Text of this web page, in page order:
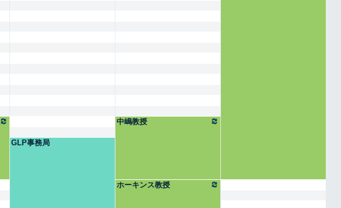
中嶋教授
GLP事務局
ホーキンス教授